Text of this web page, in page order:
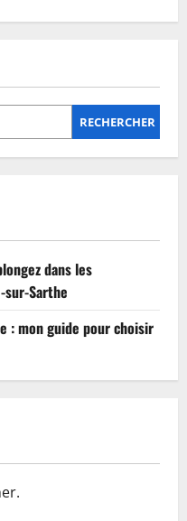
RECHERCHER
dans les
sur-Sarthe
: mon guide pour choisir